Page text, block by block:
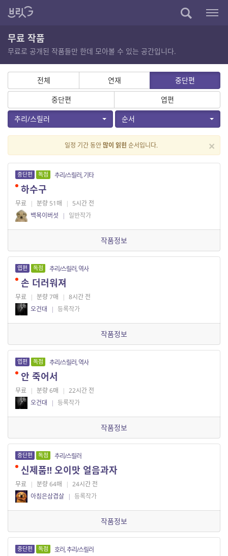
무료 작품
무료로 공개된 작품들만 한데 모아볼 수 있는 공간입니다.
전체 연재
중단편
중단편
엽편
추리/스릴러
순서
×
일정 기간 동안많이 읽힌 순서입니다.
중단편 독점 추리/스릴러, 기타
하수구
무료 | 분량 51매 | 5시간 전
백목이버섯
| 일반작가
작품정보
엽편 독점 추리/스릴러, 역사
손 더러워져
무료 | 분량 7매 | 8시간 전
오건대
| 등록작가
작품정보
엽편 독점 추리/스릴러, 역사
안 죽어서
무료 | 분량 6매 | 22시간 전
오건대
| 등록작가
작품정보
중단편 독점 추리/스릴러
신제품!! 오이맛 얼음과자
무료 | 분량 64매 | 24시간 전
아침은삼겹살 | 등록작가
작품정보
중단편 독점 호러, 추리/스릴러